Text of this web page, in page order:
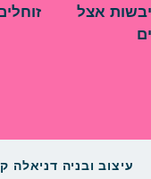
אצל
עיצוב ובניה דניאלה